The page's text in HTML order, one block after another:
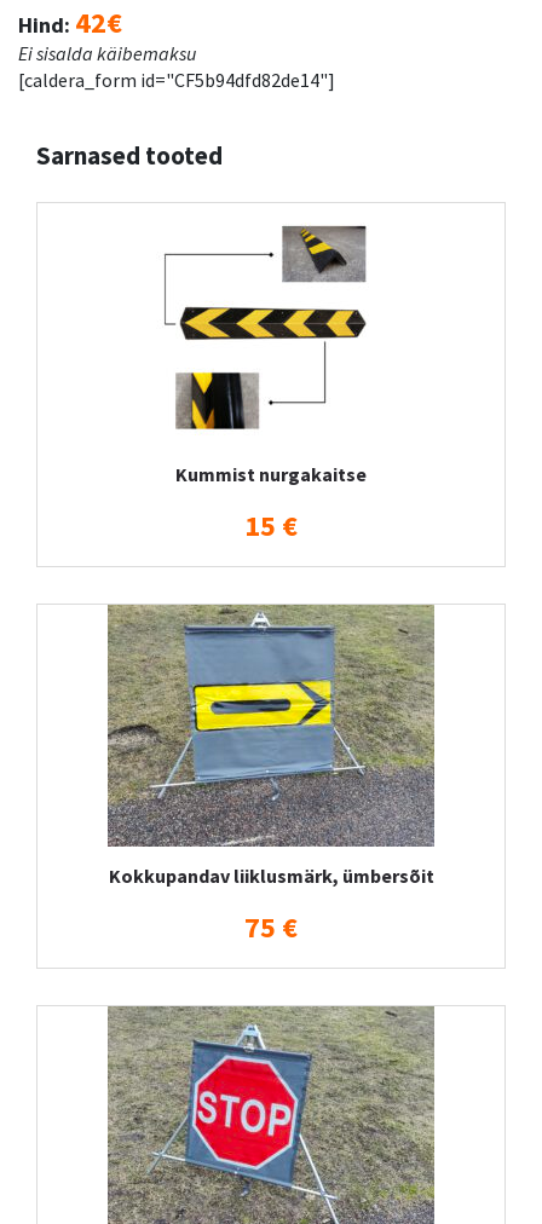
Hind: 42€
Ei sisalda käibemaksu
[caldera_form id="CF5b94dfd82de14"]
Sarnased tooted
Kummist nurgakaitse
15 €
Kokkupandav liiklusmärk, ümbersõit
75 €